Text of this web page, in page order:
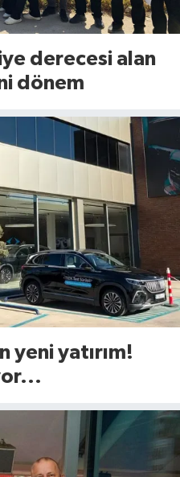
derecesi alan
dönem
yeni yatırım!